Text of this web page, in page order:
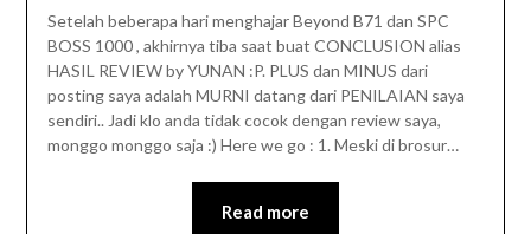
Setelah beberapa hari menghajar Beyond B71 dan SPC
BOSS 1000 , akhirnya tiba saat buat CONCLUSION alias
HASIL REVIEW by YUNAN :P. PLUS dan MINUS dari
posting saya adalah MURNI datang dari PENILAIAN saya
sendiri.. Jadi klo anda tidak cocok dengan review saya,
monggo monggo saja :) Here we go : 1. Meski di brosur…
Read more